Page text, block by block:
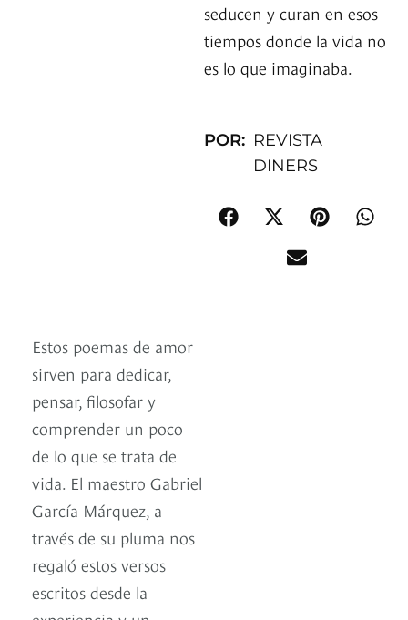
seducen y curan en esos
tiempos donde la vida no
es lo que imaginaba.
POR: REVISTA
DINERS
Estos poemas de amor
sirven para dedicar,
pensar, filosofar y
comprender un poco
de lo que se trata de
vida. El maestro Gabriel
García Márquez, a
través de su pluma nos
regaló estos versos
escritos desde la